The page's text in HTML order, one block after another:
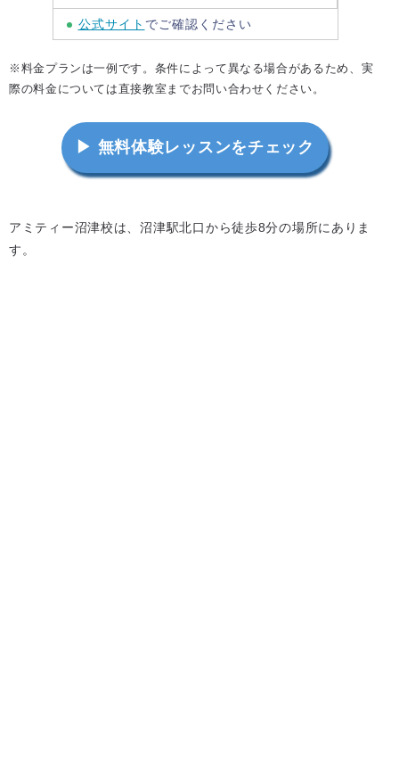
公式サイト でご確認ください
※料金プランは一例です。条件によって異なる場合があるため、実
際の料金については直接教室までお問い合わせください。
▶ 無料体験レッスンをチェック
アミティー沼津校は、沼津駅北口から徒歩8分の場所にありま
す。